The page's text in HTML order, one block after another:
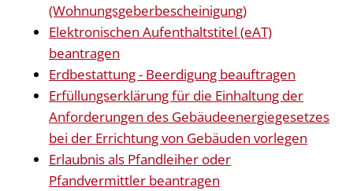
(Wohnungsgeberbescheinigung)
Elektronischen Aufenthaltstitel (eAT)
beantragen
Erdbestattung - Beerdigung beauftragen
Erfüllungserklärung für die Einhaltung der
Anforderungen des Gebäudeenergiegesetzes
bei der Errichtung von Gebäuden vorlegen
Erlaubnis als Pfandleiher oder
Pfandvermittler beantragen